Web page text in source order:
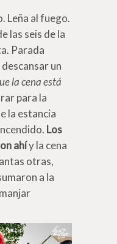
Leña al fuego.
las seis de la
Parada
un
la cena está
para la
la estancia
Los
ahíy la cena
otras,
a la